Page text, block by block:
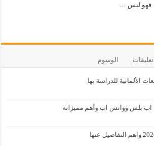
فهو ليس …
تعليقات الوسوم
الألمانية للدراسة بها
اب بلس وواتس اب وأهم مميزاته